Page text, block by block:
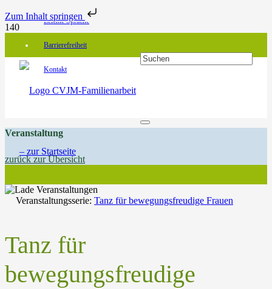
Zum Inhalt springen
Leichte Sprache
Barrierefreiheit
Kontakt
Veranstaltung
zurück zur Übersicht
Veranstaltungsserie: Tanz für bewegungsfreudige Frauen
Tanz für
bewegungsfreudige